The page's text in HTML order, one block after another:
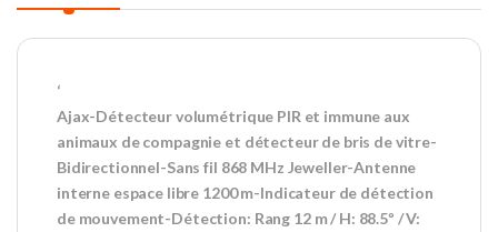
‘
Ajax-Détecteur volumétrique PIR et immune aux
animaux de compagnie et détecteur de bris de vitre-
Bidirectionnel-Sans fil 868 MHz Jeweller-Antenne
interne espace libre 1200 m-Indicateur de détection
de mouvement-Détection: Rang 12 m / H: 88.5º / V: